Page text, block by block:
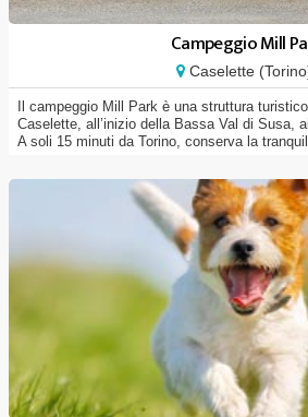
Campeggio Mill
Caselette
Il campeggio Mill Park è una struttura
Caselette, all’inizio della Bassa Val di Susa,
A soli 15 minuti da Torino, conserva la